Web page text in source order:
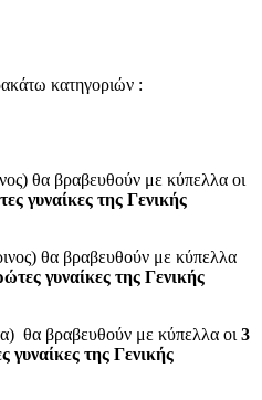
κατηγοριών :
θα βραβευθούν με κύπελλα οι
γυναίκες της Γενικής
θα βραβευθούν με κύπελλα
γυναίκες της Γενικής
θα βραβευθούν με κύπελλα οι 3
γυναίκες της Γενικής